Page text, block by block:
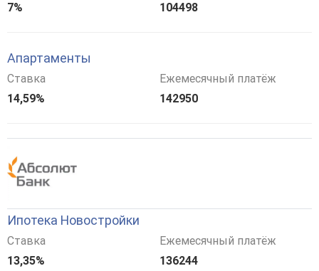
7%
104498
Апартаменты
Ставка
14,59%
Ежемесячный платёж
142950
Ипотека Новостройки
Ставка
13,35%
Ежемесячный платёж
136244